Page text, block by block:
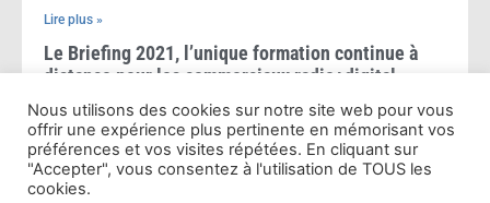
Lire plus »
Le Briefing 2021, l’unique formation continue à
distance pour les commerciaux radio+digital
Lire plus »
Le Briefing 2020, l’unique formation à distance
pour les commerciaux radio+digital
Nous utilisons des cookies sur notre site web pour vous
offrir une expérience plus pertinente en mémorisant vos
préférences et vos visites répétées. En cliquant sur
"Accepter", vous consentez à l'utilisation de TOUS les
cookies.